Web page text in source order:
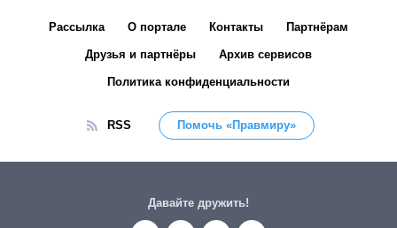
Рассылка О портале Контакты Партнёрам
Друзья и партнёры Архив сервисов
Политика конфиденциальности
RSS Помочь «Правмиру»
Давайте дружить!